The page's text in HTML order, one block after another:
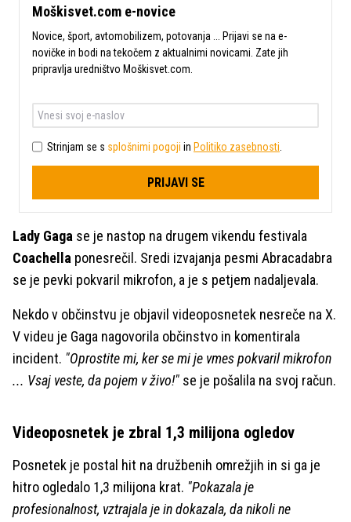
Moškisvet.com e-novice
Novice, šport, avtomobilizem, potovanja ... Prijavi se na e-
novičke in bodi na tekočem z aktualnimi novicami. Zate jih
pripravlja uredništvo Moškisvet.com.
Strinjam se s splošnimi pogoji in Politiko zasebnosti
PRIJAVI SE
Lady Gaga se je nastop na drugem vikendu festivala
Coachella ponesrečil. Sredi izvajanja pesmi Abracadabra
se je pevki pokvaril mikrofon, a je s petjem nadaljevala.
Nekdo v občinstvu je objavil videoposnetek nesreče na X.
V videu je Gaga nagovorila občinstvo in komentirala
incident. "Oprostite mi, ker se mi je vmes pokvaril mikrofon
... Vsaj veste, da pojem v živo!" se je pošalila na svoj račun.
Videoposnetek je zbral 1,3 milijona ogledov
Posnetek je postal hit na družbenih omrežjih in si ga je
hitro ogledalo 1,3 milijona krat. "Pokazala je
profesionalnost, vztrajala je in dokazala, da nikoli ne